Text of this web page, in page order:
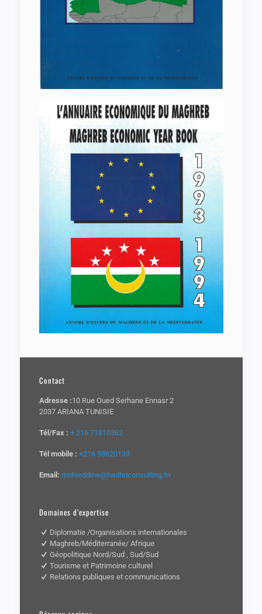
Annuaire Économique du Maghreb
1993 1994
Contact
Adresse :10 Rue Oued Serhane Ennasr 2
2037 ARIANA TUNISIE
Tél/Fax : + 216 71810362
Tél mobile : +216 98620133
Email: mohieddine@hadhriconsulting.tn
Domaines d’expertise
Diplomatie /Organisations internationales
Maghreb/Méditerranée/ Afrique
Géopolitique Nord/Sud , Sud/Sud
Tourisme et Patrimoine culturel
Relations publiques et communications